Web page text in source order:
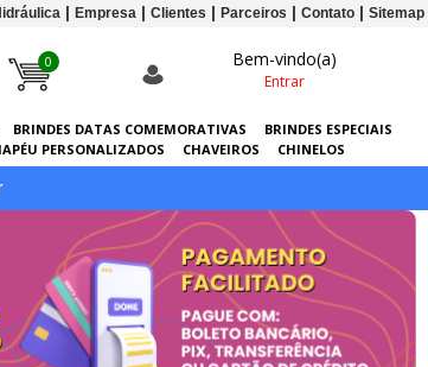
Empresa Clientes Parceiros Contato Sitemap
0 Bem-vindo(a)
Entrar
BRINDES DATAS COMEMORATIVAS
BRINDES ESPECIAIS
PERSONALIZADOS CHAVEIROS
CHINELOS
GRÁFICA GUARDA-CHUVAS KITS
LANÇAMENTOS